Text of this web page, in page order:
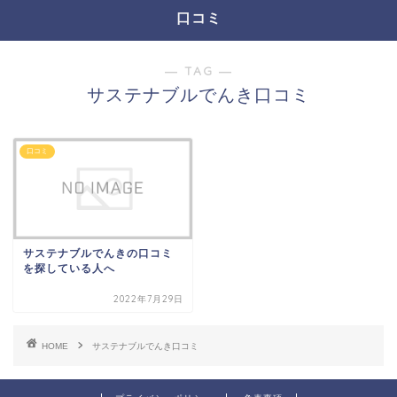
口コミ
― TAG ―
サステナブルでんき口コミ
口コミ
サステナブルでんきの口コミ
を探している人へ
2022年7月29日
HOME サステナブルでんき口コミ